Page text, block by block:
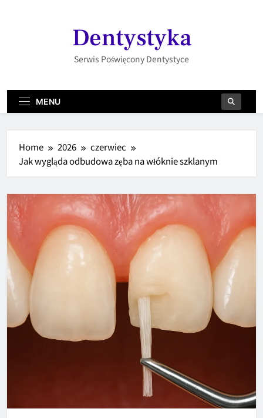
Dentystyka
Serwis Poświęcony Dentystyce
MENU
Home 2026
czerwiec
Jak wygląda odbudowa zęba na włóknie szklanym